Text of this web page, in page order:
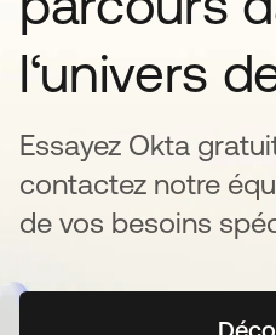
l‘univers
Essayez Okta
contactez notre
de vos besoins